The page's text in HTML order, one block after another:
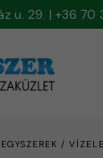
u. 29. | +36
/